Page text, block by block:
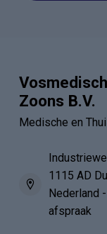
Zoons B.V.
Medische en
1115 AD
Nederland
afspraak